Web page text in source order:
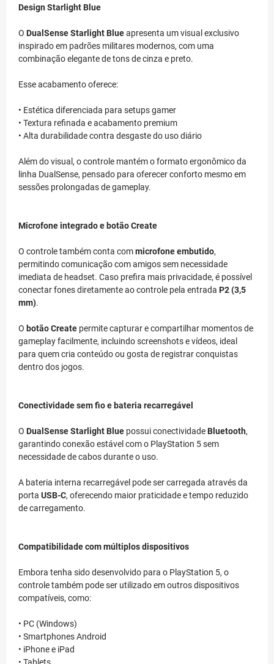
Design Starlight Blue
O DualSense Starlight Blueapresenta um visual exclusivo
inspirado em padrões militares modernos, com uma
combinação elegante de tons de cinza e preto.
Esse acabamento oferece:
• Estética diferenciada para setups gamer
• Textura refinada e acabamento premium
• Alta durabilidade contra desgaste do uso diário
Além do visual, o controle mantém o formato ergonômico da
linha DualSense, pensado para oferecer conforto mesmo em
sessões prolongadas de gameplay.
Microfone integrado e botão Create
O controle também conta commicrofone embutido,
permitindo comunicação com amigos sem necessidade
imediata de headset. Caso prefira mais privacidade, é possível
conectar fones diretamente ao controle pela entrada P2 (3,5
mm).
O botão Create permite capturar e compartilhar momentos de
gameplay facilmente, incluindo screenshots e vídeos, ideal
para quem cria conteúdo ou gosta de registrar conquistas
dentro dos jogos.
Conectividade sem fio e bateria recarregável
O DualSense Starlight Blue possui conectividadeBluetooth,
garantindo conexão estável com o PlayStation 5 sem
necessidade de cabos durante o uso.
A bateria interna recarregável pode ser carregada através da
porta USB-C, oferecendo maior praticidade e tempo reduzido
de carregamento.
Compatibilidade com múltiplos dispositivos
Embora tenha sido desenvolvido para o PlayStation 5, o
controle também pode ser utilizado em outros dispositivos
compatíveis, como:
• PC (Windows)
• Smartphones Android
• iPhone e iPad